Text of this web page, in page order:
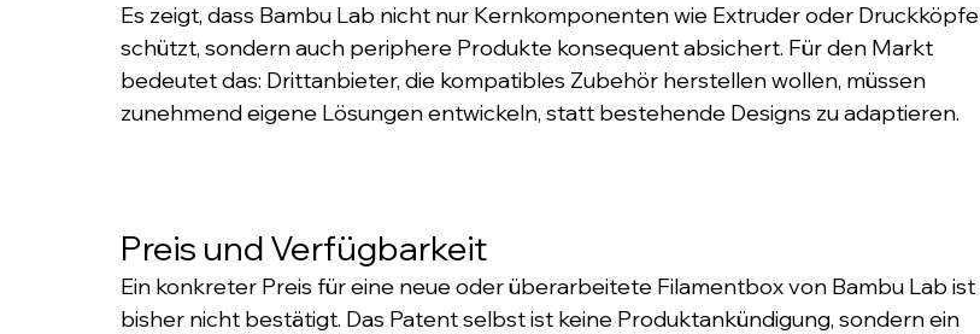
Es zeigt, dass Bambu Lab nicht nur Kernkomponenten wie Extruder oder Druckköpfe
schützt, sondern auch periphere Produkte konsequent absichert. Für den Markt
bedeutet das: Drittanbieter, die kompatibles Zubehör herstellen wollen, müssen
zunehmend eigene Lösungen entwickeln, statt bestehende Designs zu adaptieren.
Preis und Verfügbarkeit
Ein konkreter Preis für eine neue oder überarbeitete Filamentbox von Bambu Lab ist
bisher nicht bestätigt. Das Patent selbst ist keine Produktankündigung, sondern ein